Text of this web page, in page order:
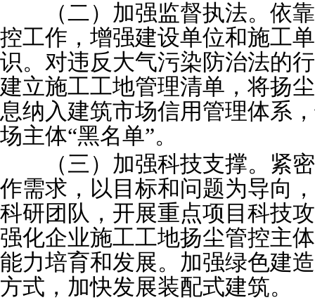
（二）加强监督执法。依靠
控工作，增强建设单位和施工
识。对违反大气污染防治法的
建立施工工地管理清单，将扬
息纳入建筑市场信用管理体系
场主体“黑名单”。
（三）加强科技支撑。紧密
作需求，以目标和问题为导向
科研团队，开展重点项目科技
强化企业施工工地扬尘管控主
能力培育和发展。加强绿色建
方式，加快发展装配式建筑。